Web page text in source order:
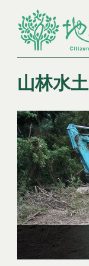
山林水土
You are here